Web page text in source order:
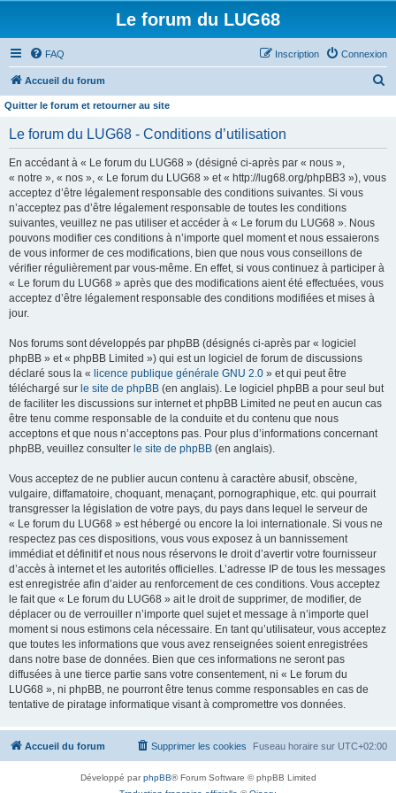
Le forum du LUG68
FAQ Connexion
Inscription
Accueil du forum
Quitter le forum et retourner au site
Le forum du LUG68 - Conditions d’utilisation
En accédant à « Le forum du LUG68 » (désigné ci-après par « nous »,
« notre », « nos », « Le forum du LUG68 » et « http://lug68.org/phpBB3 »), vous
acceptez d’être légalement responsable des conditions suivantes. Si vous
n’acceptez pas d’être légalement responsable de toutes les conditions
suivantes, veuillez ne pas utiliser et accéder à « Le forum du LUG68 ». Nous
pouvons modifier ces conditions à n’importe quel moment et nous essaierons
de vous informer de ces modifications, bien que nous vous conseillons de
vérifier régulièrement par vous-même. En effet, si vous continuez à participer à
« Le forum du LUG68 » après que des modifications aient été effectuées, vous
acceptez d’être légalement responsable des conditions modifiées et mises à
jour.
Nos forums sont développés par phpBB (désignés ci-après par « logiciel
phpBB » et « phpBB Limited ») qui est un logiciel de forum de discussions
déclaré sous la « licence publique générale GNU 2.0 » et qui peut être
téléchargé sur le site de phpBB (en anglais). Le logiciel phpBB a pour seul but
de faciliter les discussions sur internet et phpBB Limited ne peut en aucun cas
être tenu comme responsable de la conduite et du contenu que nous
acceptons et que nous n’acceptons pas. Pour plus d’informations concernant
phpBB, veuillez consulter le site de phpBB (en anglais).
Vous acceptez de ne publier aucun contenu à caractère abusif, obscène,
vulgaire, diffamatoire, choquant, menaçant, pornographique, etc. qui pourrait
transgresser la législation de votre pays, du pays dans lequel le serveur de
« Le forum du LUG68 » est hébergé ou encore la loi internationale. Si vous ne
respectez pas ces dispositions, vous vous exposez à un bannissement
immédiat et définitif et nous nous réservons le droit d’avertir votre fournisseur
d’accès à internet et les autorités officielles. L’adresse IP de tous les messages
est enregistrée afin d’aider au renforcement de ces conditions. Vous acceptez
le fait que « Le forum du LUG68 » ait le droit de supprimer, de modifier, de
déplacer ou de verrouiller n’importe quel sujet et message à n’importe quel
moment si nous estimons cela nécessaire. En tant qu’utilisateur, vous acceptez
que toutes les informations que vous avez renseignées soient enregistrées
dans notre base de données. Bien que ces informations ne seront pas
diffusées à une tierce partie sans votre consentement, ni « Le forum du
LUG68 », ni phpBB, ne pourront être tenus comme responsables en cas de
tentative de piratage informatique visant à compromettre vos données.
Accueil du forum Fuseau horaire sur UTC+02:00
Supprimer les cookies
Développé parphpBB® Forum Software © phpBB Limited